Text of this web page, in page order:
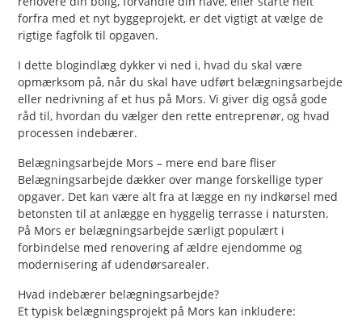
CONTACT
US
forfra med et nyt byggeprojekt, er det vigtigt at vælge de
rigtige fagfolk til opgaven.
I dette blogindlæg dykker vi ned i, hvad du skal være
opmærksom på, når du skal have udført belægningsarbejde
eller nedrivning af et hus på Mors. Vi giver dig også gode
råd til, hvordan du vælger den rette entreprenør, og hvad
processen indebærer.
Belægningsarbejde Mors – mere end bare fliser
Belægningsarbejde dækker over mange forskellige typer
opgaver. Det kan være alt fra at lægge en ny indkørsel med
betonsten til at anlægge en hyggelig terrasse i natursten.
På Mors er belægningsarbejde særligt populært i
forbindelse med renovering af ældre ejendomme og
modernisering af udendørsarealer.
Hvad indebærer belægningsarbejde?
Et typisk belægningsprojekt på Mors kan inkludere: